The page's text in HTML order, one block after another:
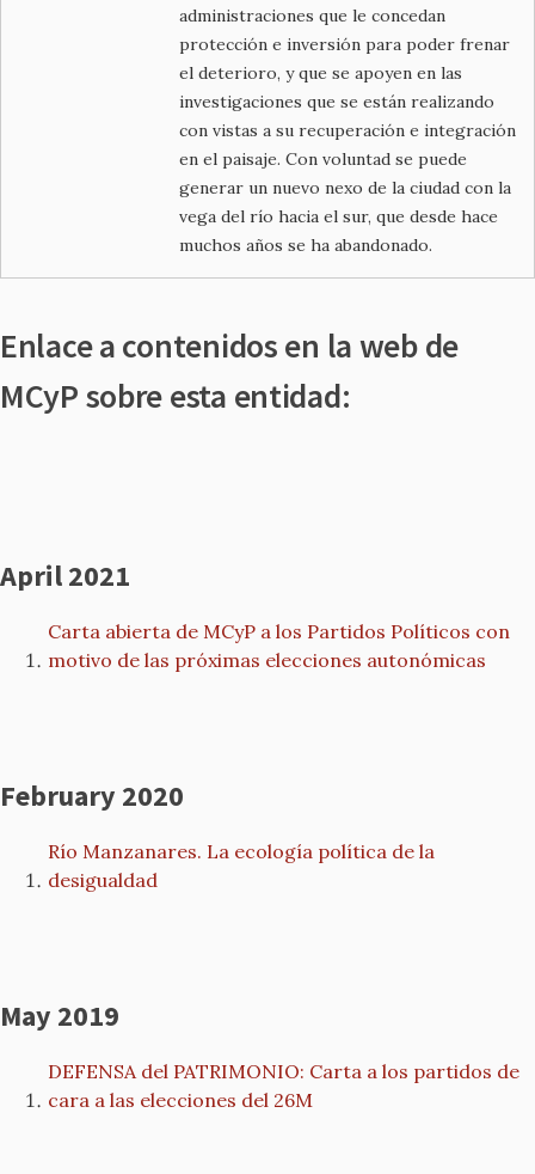
administraciones que le concedan
protección e inversión para poder frenar
el deterioro, y que se apoyen en las
investigaciones que se están realizando
con vistas a su recuperación e integración
en el paisaje. Con voluntad se puede
generar un nuevo nexo de la ciudad con la
vega del río hacia el sur, que desde hace
muchos años se ha abandonado.
Enlace a contenidos en la web de
MCyP sobre esta entidad:
April 2021
Carta abierta de MCyP a los Partidos Políticos con
motivo de las próximas elecciones autonómicas
February 2020
Río Manzanares. La ecología política de la
desigualdad
May 2019
DEFENSA del PATRIMONIO: Carta a los partidos de
cara a las elecciones del 26M